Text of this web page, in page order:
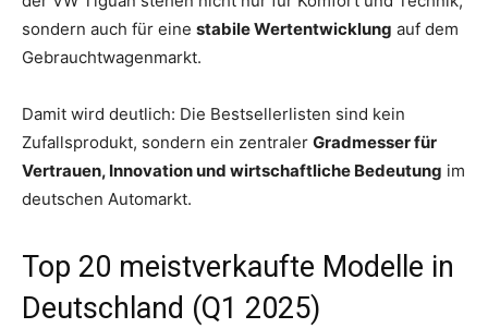
sondern auch für eine stabile Wertentwicklung auf dem
Gebrauchtwagenmarkt.
Damit wird deutlich: Die Bestsellerlisten sind kein
Zufallsprodukt, sondern ein zentraler Gradmesser für
Vertrauen, Innovation und wirtschaftliche Bedeutung im
deutschen Automarkt.
Top 20 meistverkaufte Modelle in
Deutschland (Q1 2025)